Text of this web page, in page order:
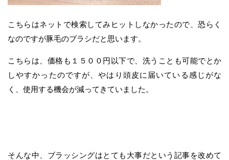
こちらはネットで検索してみヒットしなかったので、恐らく
なのですが豚毛のブラシだと思います。
こちらは、価格も１５００円以下で、洗うことも可能でとか
しやすかったのですが、やはり頭皮に届いている感じがな
く、使用する機会が減ってきていました。
そんな中、ブラッシングはとても大事だという記事を改めて